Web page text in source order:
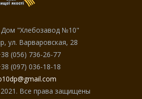
"Хлебозавод №10"
ул. Варваровская, 28
(056) 736-26-77
(097) 036-18-18
Все права защищены